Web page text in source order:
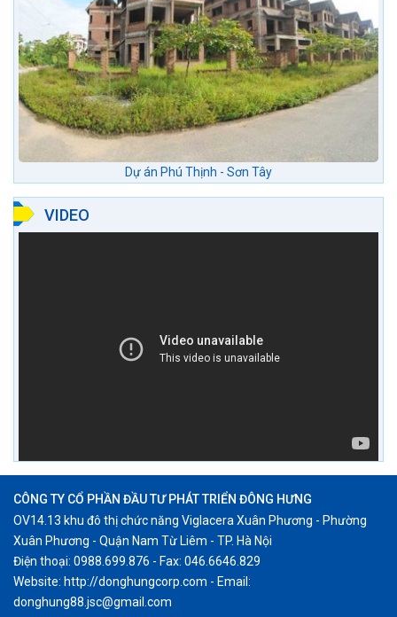
Dự án Phú Thịnh - Sơn Tây
VIDEO
CÔNG TY CỔ PHẦN ĐẦU TƯ PHÁT TRIỂN ĐÔNG HƯNG
OV14.13 khu đô thị chức năng Viglacera Xuân Phương - Phường
Xuân Phương - Quận Nam Từ Liêm - TP. Hà Nội
Điện thoại: 0988.699.876 - Fax: 046.6646.829
Website: http://donghungcorp.com - Email:
donghung88.jsc@gmail.com